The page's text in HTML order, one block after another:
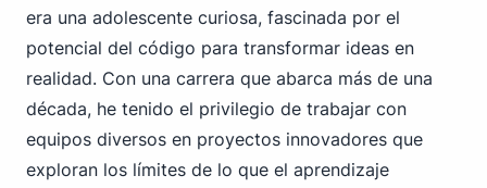
era una adolescente curiosa, fascinada por el
potencial del código para transformar ideas en
realidad. Con una carrera que abarca más de una
década, he tenido el privilegio de trabajar con
equipos diversos en proyectos innovadores que
exploran los límites de lo que el aprendizaje